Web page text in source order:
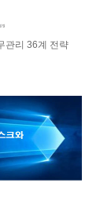
관리 36계 전략